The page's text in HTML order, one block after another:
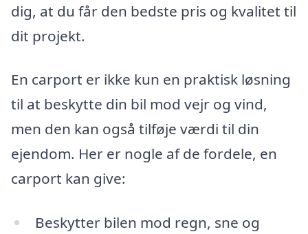
dig, at du får den bedste pris og kvalitet til
dit projekt.
En carport er ikke kun en praktisk løsning
til at beskytte din bil mod vejr og vind,
men den kan også tilføje værdi til din
ejendom. Her er nogle af de fordele, en
carport kan give:
Beskytter bilen mod regn, sne og